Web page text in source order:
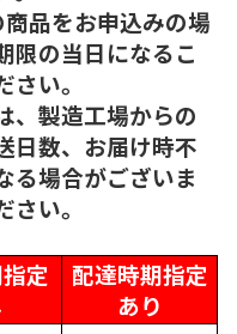
品をお申込みの場
限の当日になるこ
い。
、製造工場からの
日数、お届け時不
る場合がございま
い。
定
配達時期指定
あり